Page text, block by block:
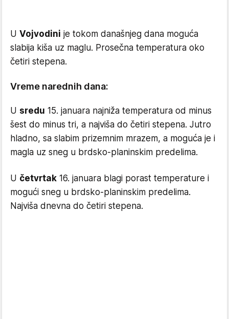
U Vojvodini je tokom današnjeg dana moguća
slabija kiša uz maglu. Prosečna temperatura oko
četiri stepena.
Vreme narednih dana:
U sredu 15. januara najniža temperatura od minus
šest do minus tri, a najviša do četiri stepena. Jutro
hladno, sa slabim prizemnim mrazem, a moguća je i
magla uz sneg u brdsko-planinskim predelima.
U četvrtak 16. januara blagi porast temperature i
mogući sneg u brdsko-planinskim predelima.
Najviša dnevna do četiri stepena.